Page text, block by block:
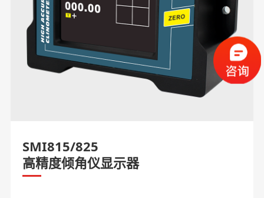
SMI815/825
高精度倾角仪显示器